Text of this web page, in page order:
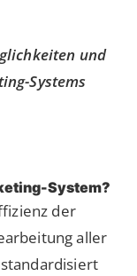
und
Systems
System?
der
aller